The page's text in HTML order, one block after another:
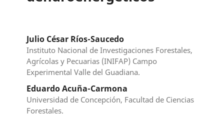
Julio César Ríos-Saucedo
Instituto Nacional de Investigaciones Forestales,
Agrícolas y Pecuarias (INIFAP) Campo
Experimental Valle del Guadiana.
Eduardo Acuña-Carmona
Universidad de Concepción, Facultad de Ciencias
Forestales.